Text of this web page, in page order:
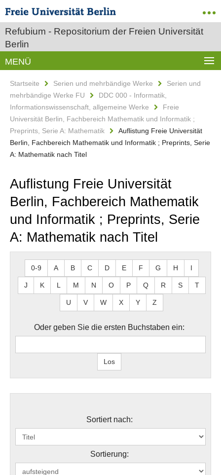
Refubium - Repositorium der Freien Universität
Berlin
MENÜ
Startseite Serien und mehrbändige Werke
Serien und
mehrbändige Werke FU
DDC 000 - Informatik,
Informationswissenschaft, allgemeine Werke
Freie
Universität Berlin, Fachbereich Mathematik und Informatik ;
Preprints, Serie A: Mathematik
Auflistung Freie Universität
Berlin, Fachbereich Mathematik und Informatik ; Preprints, Serie
A: Mathematik nach Titel
Auflistung Freie Universität
Berlin, Fachbereich Mathematik
und Informatik ; Preprints, Serie
A: Mathematik nach Titel
0-9 A B C D E F G H I
J K L M N O P Q R S T
U V W X Y Z
Oder geben Sie die ersten Buchstaben ein:
Sortiert nach:
Sortierung: